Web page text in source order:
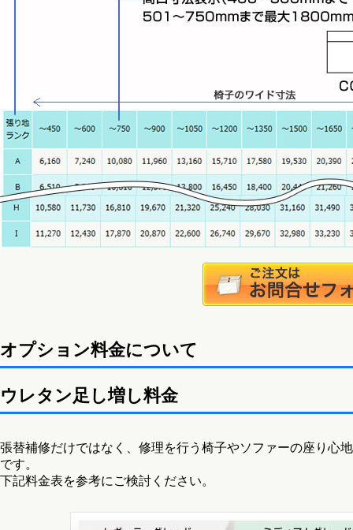
オプション料金について
ウレタン足し増し料金
張替補修だけではなく、修理を行う椅子やソファーの座り心
です。
下記料金表を参考にご検討ください。